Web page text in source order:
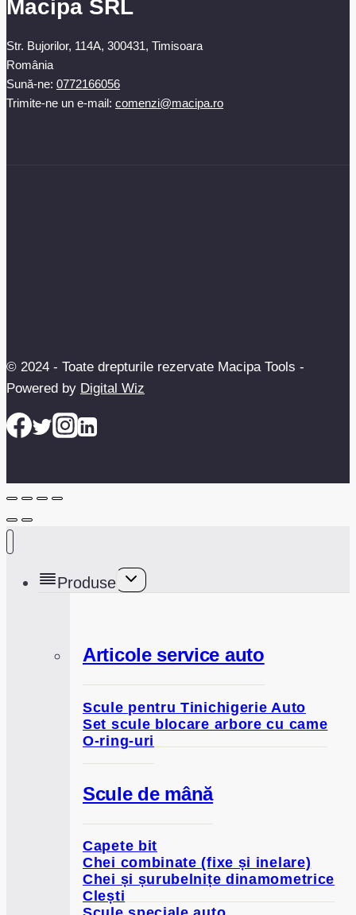
Macipa SRL
Str. Bujorilor, 114A, 300431, Timisoara
România
Sună-ne: 0772166056
Trimite-ne un e-mail: comenzi@macipa.ro
© 2024 - Toate drepturile rezervate Macipa Tools -
Powered by Digital Wiz
Produse
Toggle
child
Articole service auto
Scule pentru Tinichigerie Auto
Set scule blocare arbore cu came
O-ring-uri
Scule de mână
Capete bit
Chei combinate (fixe și inelare)
Chei și șurubelnițe dinamometrice
Clești